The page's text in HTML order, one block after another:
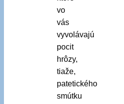
vo
vás
vyvolávajú
pocit
hrôzy,
tiaže,
patetického
smútku